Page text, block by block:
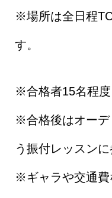
※場所は全日程
す。
※合格者15名程度
※合格後はオーデ
う振付レッスンに
※ギャラや交通費